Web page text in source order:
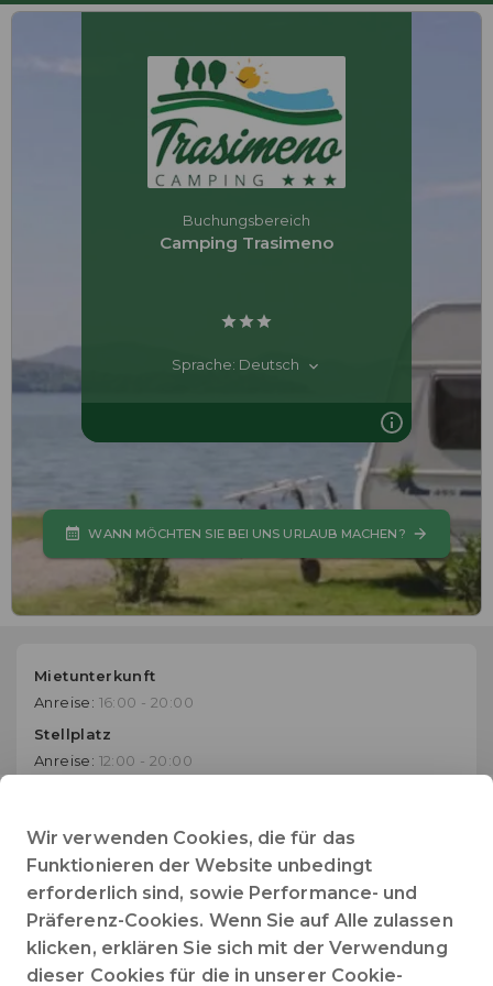
Buchungsbereich
Camping Trasimeno
Sprache: Deutsch
WANN MÖCHTEN SIE BEI UNS URLAUB MACHEN?
Mietunterkunft
Anreise: 16:00 - 20:00
Stellplatz
Anreise: 12:00 - 20:00
Die Website des Betriebs aufrufen
+39 075 828321
Telefonnummer
info@camping-trasimeno.it
Wir verwenden Cookies, die für das
Funktionieren der Website unbedingt
erforderlich sind, sowie Performance- und
Präferenz-Cookies. Wenn Sie auf Alle zulassen
klicken, erklären Sie sich mit der Verwendung
dieser Cookies für die in unserer Cookie-